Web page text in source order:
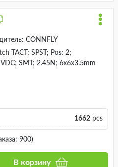
CONNFLY
TACT; SPST; Pos: 2;
SMT; 2.45N; 6x6x3.5mm
1662pcs
900)
В корзину